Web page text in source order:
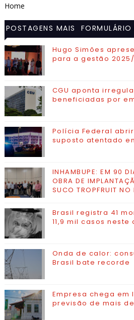
Home
POSTAGENS MAIS
VISITADAS
FORMULÁRIO
Hugo Simões
para a gestão
CGU aponta
beneficiadas por
Polícia Federal
suposto atentado
INHAMBUPE: EM 90
OBRA DE
SUCO TROPFRUIT
Brasil registra 41
11,9 mil casos neste
Onda de calor:
Brasil bate recorde
Empresa chega em
previsão de mais